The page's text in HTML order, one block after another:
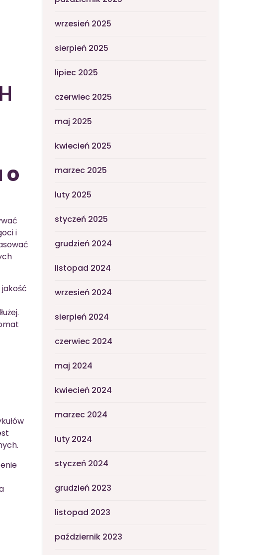
o
i
wrzesień 2025
sierpień 2025
lipiec 2025
czerwiec 2025
maj 2025
kwiecień 2025
marzec 2025
luty 2025
styczeń 2025
grudzień 2024
listopad 2024
wrzesień 2024
sierpień 2024
czerwiec 2024
maj 2024
kwiecień 2024
marzec 2024
luty 2024
styczeń 2024
grudzień 2023
listopad 2023
październik 2023